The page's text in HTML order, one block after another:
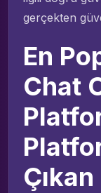
gerçekten
En
Chat